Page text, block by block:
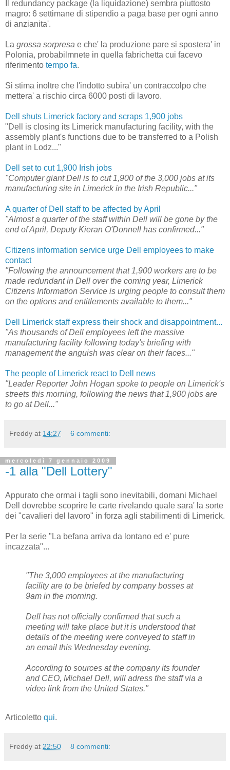
Il redundancy package (la liquidazione) sembra piuttosto
magro: 6 settimane di stipendio a paga base per ogni anno
di anzianita'.
La grossa sorpresa e che' la produzione pare si spostera' in
Polonia, probabilmnete in quella fabrichetta cui facevo
riferimento tempo fa.
Si stima inoltre che l'indotto subira' un contraccolpo che
mettera' a rischio circa 6000 posti di lavoro.
Dell shuts Limerick factory and scraps 1,900 jobs
"Dell is closing its Limerick manufacturing facility, with the
assembly plant's functions due to be transferred to a Polish
plant in Lodz..."
Dell set to cut 1,900 Irish jobs
"Computer giant Dell is to cut 1,900 of the 3,000 jobs at its
manufacturing site in Limerick in the Irish Republic..."
A quarter of Dell staff to be affected by April
"Almost a quarter of the staff within Dell will be gone by the
end of April, Deputy Kieran O'Donnell has confirmed..."
Citizens information service urge Dell employees to make
contact
"Following the announcement that 1,900 workers are to be
made redundant in Dell over the coming year, Limerick
Citizens Information Service is urging people to consult them
on the options and entitlements available to them..."
Dell Limerick staff express their shock and disappointment...
"As thousands of Dell employees left the massive
manufacturing facility following today's briefing with
management the anguish was clear on their faces..."
The people of Limerick react to Dell news
"Leader Reporter John Hogan spoke to people on Limerick's
streets this morning, following the news that 1,900 jobs are
to go at Dell..."
Freddy at 14:27 6 commenti:
mercoledì 7 gennaio 2009
-1 alla "Dell Lottery"
Appurato che ormai i tagli sono inevitabili, domani Michael
Dell dovrebbe scoprire le carte rivelando quale sara' la sorte
dei "cavalieri del lavoro" in forza agli stabilimenti di Limerick.
Per la serie "La befana arriva da lontano ed e' pure
incazzata"...
"The 3,000 employees at the manufacturing
facility are to be briefed by company bosses at
9am in the morning.
Dell has not officially confirmed that such a
meeting will take place but it is understood that
details of the meeting were conveyed to staff in
an email this Wednesday evening.
According to sources at the company its founder
and CEO, Michael Dell, will adress the staff via a
video link from the United States."
Articoletto qui.
Freddy at 22:50 8 commenti: